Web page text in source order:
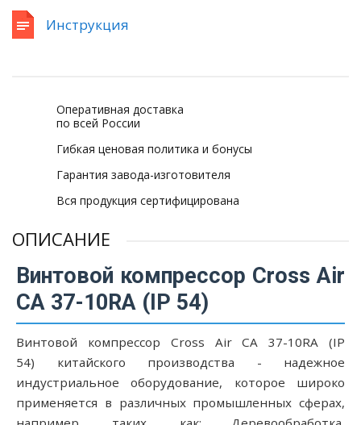
Инструкция
Оперативная доставка
по всей России
Гибкая ценовая политика и бонусы
Гарантия завода-изготовителя
Вся продукция сертифицирована
ОПИСАНИЕ
Винтовой компрессор Cross Air
CA 37-10RA (IP 54)
Винтовой компрессор Cross Air CA 37-10RA (IP
54) китайского производства - надежное
индустриальное оборудование, которое широко
применяется в различных промышленных сферах,